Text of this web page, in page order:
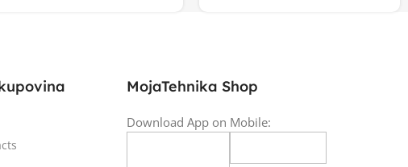
MojaTehnika Shop
Download App on Mobile: